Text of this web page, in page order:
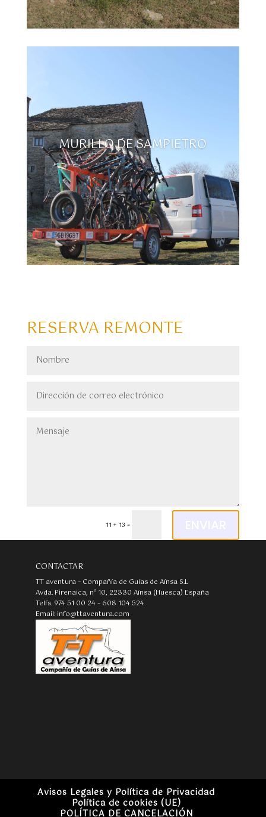
MURILLO DE SAMPIETRO
RESERVA REMONTE
11 + 13 =
CONTACTAR
TT aventura – Compañía de Guías de Aínsa S.L
Avda. Pirenaica, nº 10, 22330 Aínsa (Huesca) España
Telfs. 974 51 00 24 – 608 104 524
Email: info@ttaventura.com
Avisos Legales y Política de Privacidad
Política de cookies (UE)
POLÍTICA DE CANCELACIÓN